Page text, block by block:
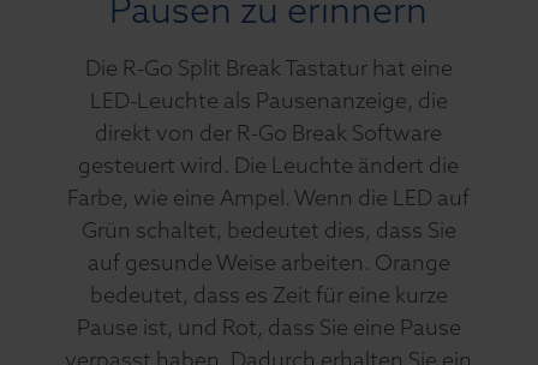
Pausen zu erinnern
Die R-Go Split Break Tastatur hat eine
LED-Leuchte als Pausenanzeige, die
direkt von der R-Go Break Software
gesteuert wird. Die Leuchte ändert die
Farbe, wie eine Ampel. Wenn die LED auf
Grün schaltet, bedeutet dies, dass Sie
auf gesunde Weise arbeiten. Orange
bedeutet, dass es Zeit für eine kurze
Pause ist, und Rot, dass Sie eine Pause